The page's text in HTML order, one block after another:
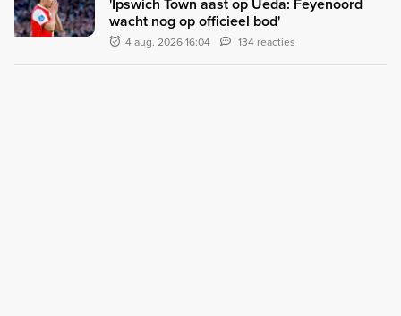
'Ipswich Town aast op Ueda: Feyenoord
wacht nog op officieel bod'
4 aug. 2026 16:04 134 reacties